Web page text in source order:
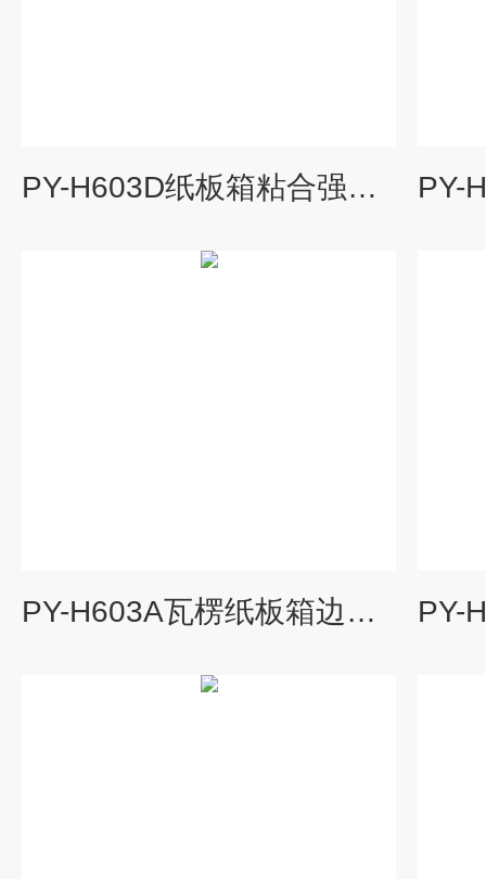
PY-H603D纸板箱粘合强度夹具ABCE楞 剥离试验架
PY-H603A瓦楞纸板箱边压粘合强度取样器